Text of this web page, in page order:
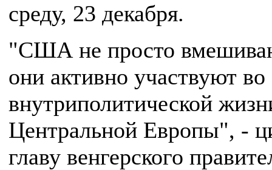
среду, 23 декабря.
"США не просто
они активно участвуют во
внутриполитической
Центральной Европы", -
главу венгерского